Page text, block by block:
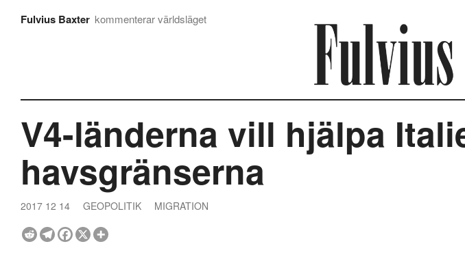
Fulvius Baxter kommenterar världsläget
V4-länderna vill hjälpa
havsgränserna
2017 12 14 GEOPOLITIK MIGRATION